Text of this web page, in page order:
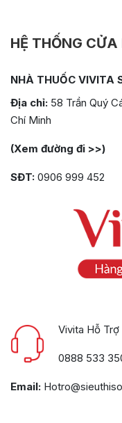
HỆ THỐNG CỬA
NHÀ THUỐC VIVITA
Địa chỉ: 58 Trần Quý
Chí Minh
(Xem đường đi >>)
SĐT: 0906 999 452
Vivita Hỗ
0888 533
Email: